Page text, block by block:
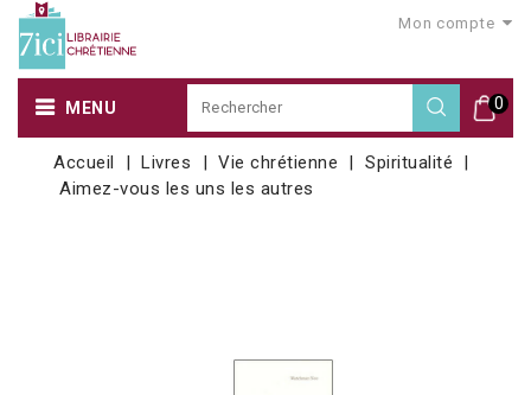
Mon compte
0
MENU
Accueil Livres Vie chrétienne
Spiritualité
Aimez-vous les uns les autres